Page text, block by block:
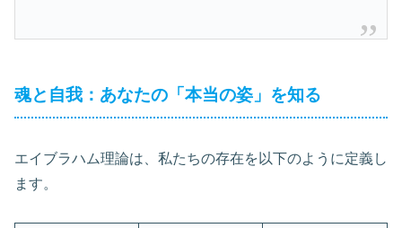
魂と自我：あなたの「本当の姿」を知る
エイブラハム理論は、私たちの存在を以下のように定義し
ます。